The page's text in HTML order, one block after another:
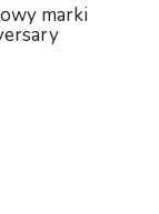
marki